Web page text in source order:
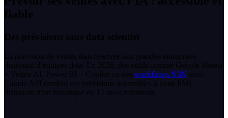
fiable
Des prévisions sans data scientist
La prévision de ventes était réservée aux grandes entreprises
disposant d’équipes data. En 2026, des outils comme Google Sheets
+ Vertex AI, Power BI + Copilot ou des workflows N8N avec
Claude API rendent ces prévisions accessibles à toute PME
disposant d’un historique de 12 mois minimum.